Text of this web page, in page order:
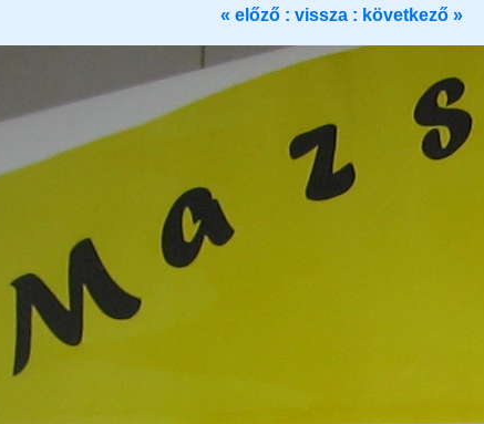
« előző : vissza : következő »